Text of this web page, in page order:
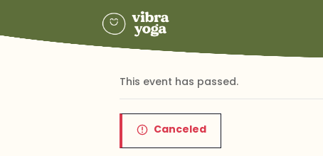
« All Events
This event has passed.
Canceled